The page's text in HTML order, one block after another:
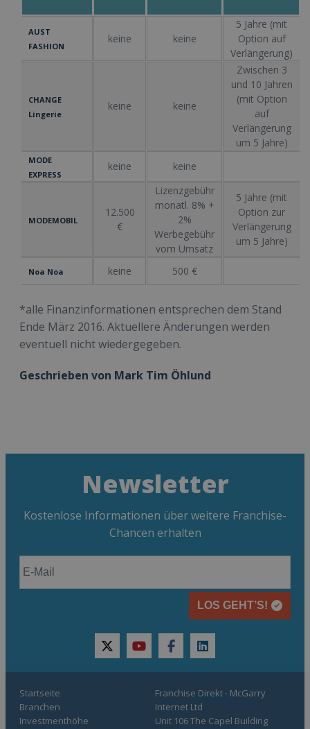
AUST
FASHION
keine keine
5 Jahre (mit
Option auf
Verlängerung)
CHANGE
Lingerie
keine keine
Zwischen 3
und 10 Jahren
(mit Option
auf
Verlängerung
um 5 Jahre)
MODE
EXPRESS
keine keine
MODEMOBIL
12.500
€
Lizenzgebühr
monatl. 8% +
2%
Werbegebühr
vom Umsatz
5 Jahre (mit
Option zur
Verlängerung
um 5 Jahre)
Noa Noa keine 500 €
*alle Finanzinformationen entsprechen dem Stand
Ende März 2016. Aktuellere Änderungen werden
eventuell nicht wiedergegeben.
Geschrieben von Mark Tim Öhlund
Newsletter
Kostenlose Informationen über weitere Franchise-
Chancen erhalten
LOS GEHT’S!
twitteryoutubefacebooklinkedin
Startseite
Branchen
Investmenthöhe
Franchise Direkt - McGarry
Internet Ltd
Unit 106 The Capel Building